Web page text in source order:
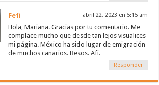
Fefi abril 22, 2023 en 5:15 am
Hola, Mariana. Gracias por tu comentario. Me
complace mucho que desde tan lejos visualices
mi página. México ha sido lugar de emigración
de muchos canarios. Besos. Afi.
Responder